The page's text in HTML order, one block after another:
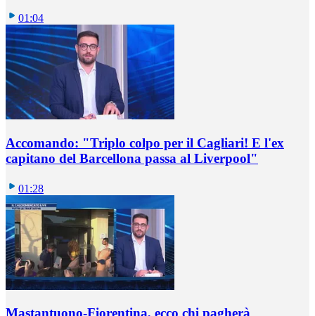
01:04
Accomando: "Triplo colpo per il Cagliari! E l'ex
capitano del Barcellona passa al Liverpool"
01:28